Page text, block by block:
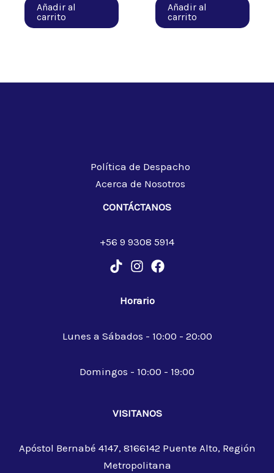
Añadir al
carrito
Añadir al
carrito
Política de Despacho
Acerca de Nosotros
CONTÁCTANOS
+56 9 9308 5914
Horario
Lunes a Sábados - 10:00 - 20:00
Domingos - 10:00 - 19:00
VISITANOS
Apóstol Bernabé 4147, 8166142 Puente Alto, Región
Metropolitana